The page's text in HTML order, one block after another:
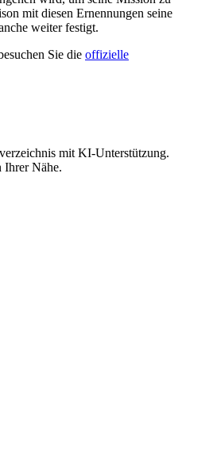
mit diesen Ernennungen seine
weiter festigt.
Sie die offizielle
mit KI-Unterstützung.
Ihrer Nähe.